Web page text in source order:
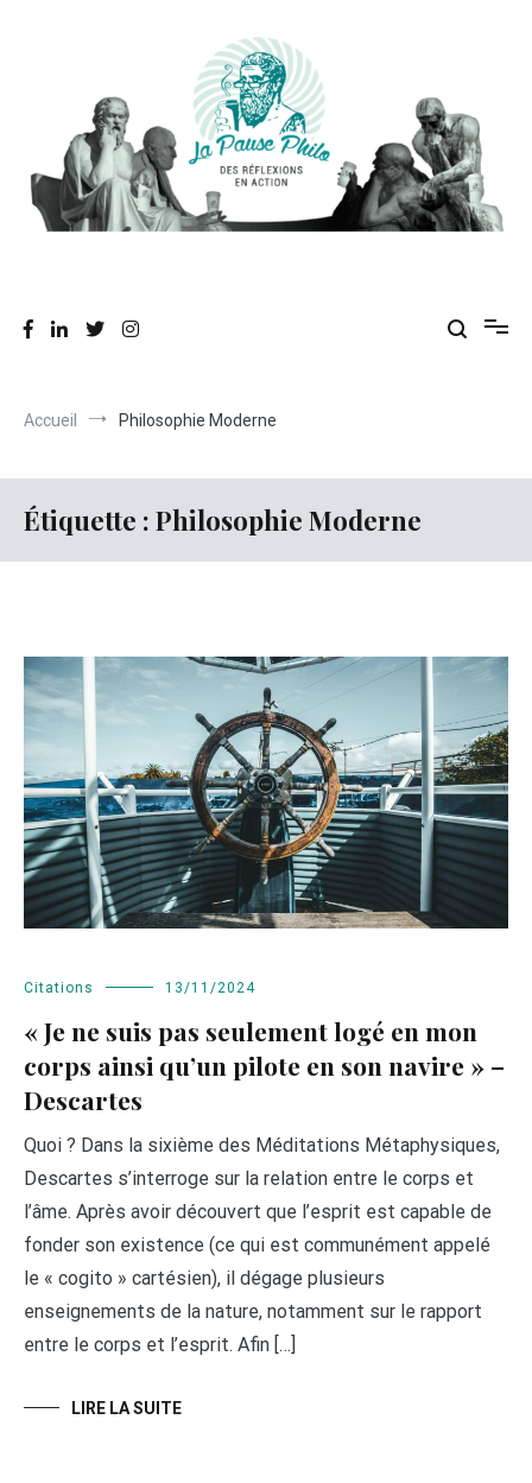
Accueil Philosophie Moderne
Étiquette : Philosophie Moderne
Citations 13/11/2024
« Je ne suis pas seulement logé en mon
corps ainsi qu’un pilote en son navire » –
Descartes
Quoi ? Dans la sixième des Méditations Métaphysiques,
Descartes s’interroge sur la relation entre le corps et
l’âme. Après avoir découvert que l’esprit est capable de
fonder son existence (ce qui est communément appelé
le « cogito » cartésien), il dégage plusieurs
enseignements de la nature, notamment sur le rapport
entre le corps et l’esprit. Afin […]
LIRE LA SUITE